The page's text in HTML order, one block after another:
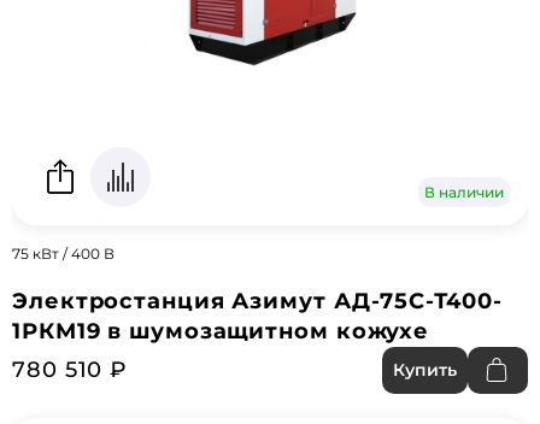
В наличии
75 кВт / 400 В
Электростанция Азимут АД-75С-Т400-
1РКМ19 в шумозащитном кожухе
780 510 ₽
Купить